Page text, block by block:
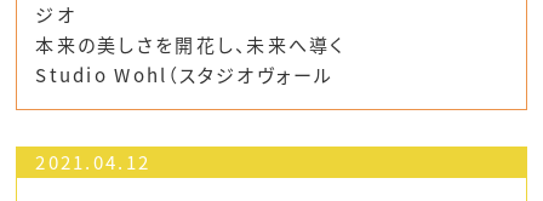
ジオ
本来の美しさを開花し、未来へ導く
Studio Wohl（スタジオヴォール
2021.04.12